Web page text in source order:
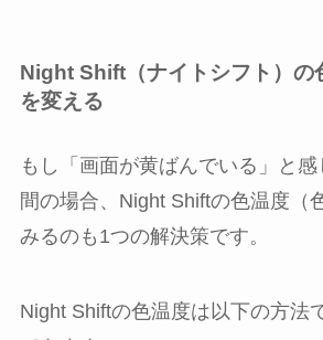
Night Shift（ナイトシフト）の
を変える
もし「画面が黄ばんでいる」と
間の場合、Night Shiftの色温度（
みるのも1つの解決策です。
Night Shiftの色温度は以下の方法